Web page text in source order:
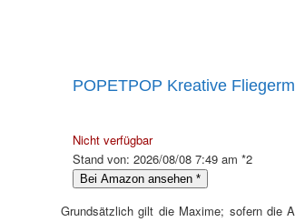
POPETPOP Kreative
Nicht verfügbar
Stand von: 2026/08/08 7:49 am *2
Bei Amazon ansehen *
Grundsätzlich gilt die Maxime; sofern die